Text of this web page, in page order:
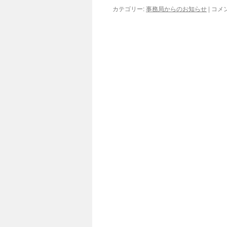
発
カテゴリー:事務局からのお知らせ | ８
コメ